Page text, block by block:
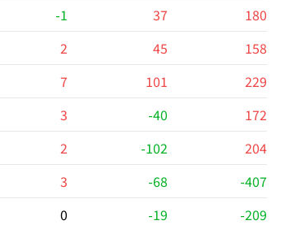
-1 37
180
2 45
158
7 101
229
3 -40
172
2 -102
204
3 -68
-407
0 -19
-209